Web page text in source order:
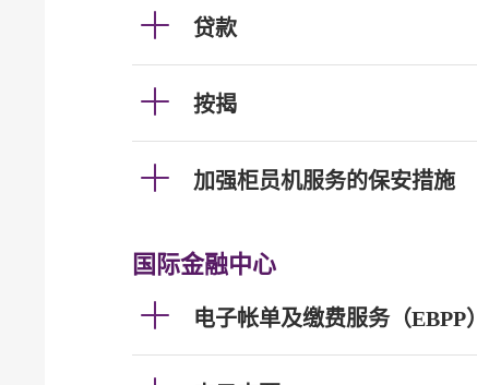
贷款
按揭
加强柜员机服务的保安措施
国际金融中心
电子帐单及缴费服务（EBPP）